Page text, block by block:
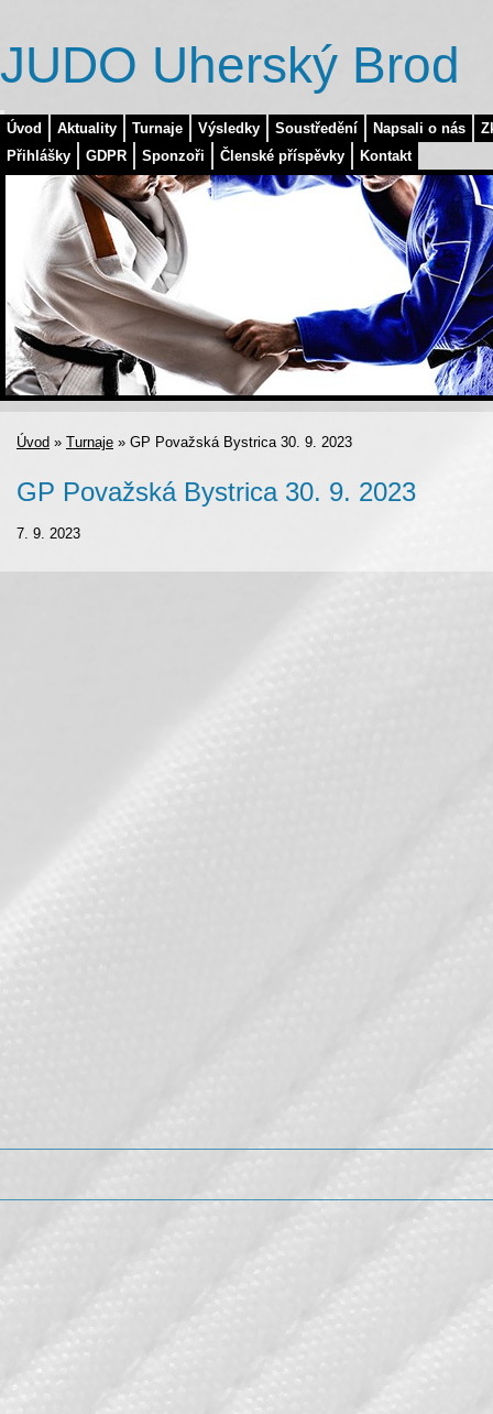
Úvod Aktuality Turnaje Výsledky Soustředění Napsali o nás
Přihlášky
GDPR Sponzoři Členské příspěvky Kontakt
JUDO Uherský Brod
Úvod » Turnaje » GP Považská Bystrica 30. 9. 2023
GP Považská Bystrica 30. 9. 2023
7. 9. 2023